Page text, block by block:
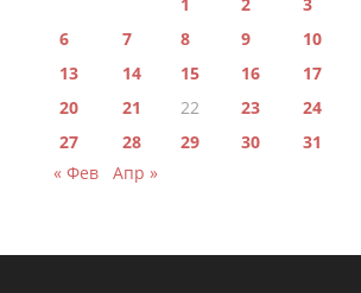
6
7 8 9 10
13
14 15 16 17
20
21 22 23 24
27
28 29 30
31
« Фев
Апр »